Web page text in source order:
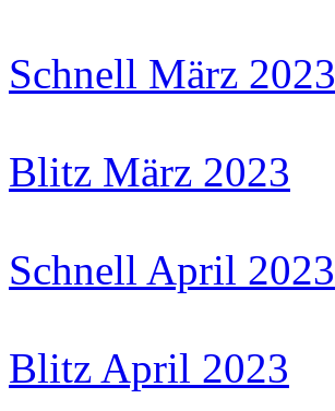
Schnell März 2023
Blitz März 2023
Schnell April 2023
Blitz April 2023